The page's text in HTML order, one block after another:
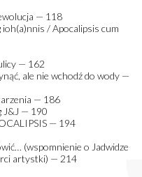
— 118
/ Apocalipsis cum
— 162
ale nie wchodź do wody —
— 186
J&J — 190
— 194
(wspomnienie o Jadwidze
artystki) — 214